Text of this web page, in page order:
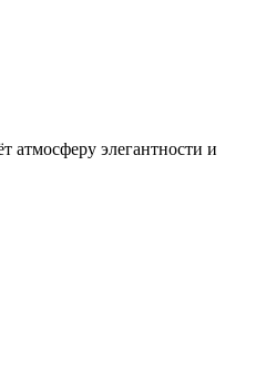
атмосферу элегантности и